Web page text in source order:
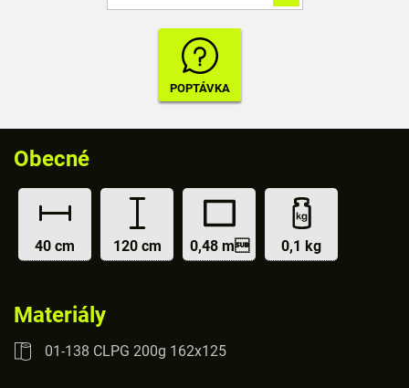
Obecné
40 cm 120 cm 0,48 m 0,1 kg
Materiály
01-138 CLPG 200g 162x125